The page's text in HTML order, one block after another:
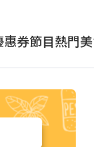
惠券節目熱門